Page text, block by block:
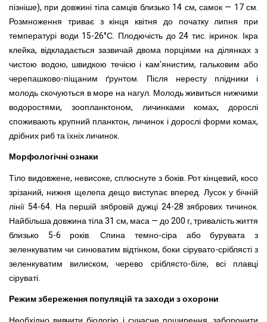
пізніше), при довжині тіла самців близько 14 см, самок — 17 см.
Розмноження триває з кінця квітня до початку липня при
температурі води 15-26°С. Плодючість до 24 тис. ікринок. Ікра
клейка, відкладається зазвичай двома порціями на ділянках з
чистою водою, швидкою течією і кам'янистим, гальковим або
черепашково-піщаним ґрунтом. Після нересту плідники і
молодь скочуються в море на нагул. Молодь живиться нижчими
водоростями, зоопланктоном, личинками комах, дорослі
споживають крупний планктон, личинок і дорослі форми комах,
дрібних риб та їхніх личинок.
Морфологічні ознаки
Тіло видовжене, невисоке, сплюснуте з боків. Рот кінцевий, косо
зрізаний, нижня щелепа дещо виступає вперед. Лусок у бічній
лінії 54-64. На першій зябровій дужці 24-28 зябрових тичинок.
Найбільша довжина тіла 31 см, маса — до 200 г, тривалість життя
близько 5-6 років. Спина темно-сіра або бурувата з
зеленкуватим чи синюватим відтінком, боки сірувато-сріблясті з
зеленкуватим вилиском, черево сріблясто-біле, всі плавці
сіруваті.
Режим збереження популяцій та заходи з охорони